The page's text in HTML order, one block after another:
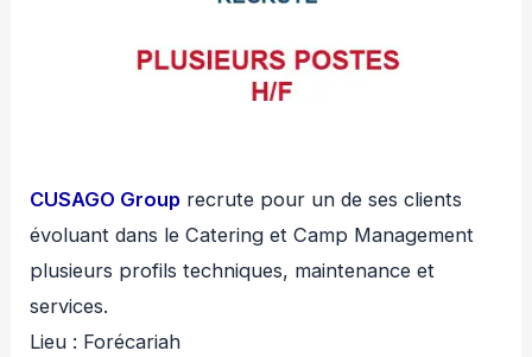
CUSAGO Group recrute pour un de ses clients
évoluant dans le Catering et Camp Management
plusieurs profils techniques, maintenance et
services.
Lieu : Forécariah